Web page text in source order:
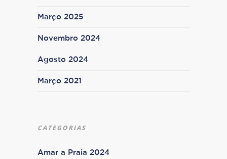
Março 2025
Novembro 2024
Agosto 2024
Março 2021
CATEGORIAS
Amar a Praia 2024